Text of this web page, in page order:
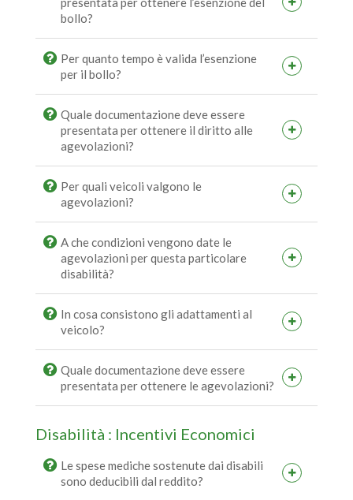
bollo?
Per quanto tempo è valida l’esenzione
per il bollo?
Quale documentazione deve essere
presentata per ottenere il diritto alle
agevolazioni?
Per quali veicoli valgono le
agevolazioni?
A che condizioni vengono date le
agevolazioni per questa particolare
disabilità?
In cosa consistono gli adattamenti al
veicolo?
Quale documentazione deve essere
presentata per ottenere le agevolazioni?
Disabilità : Incentivi Economici
Le spese mediche sostenute dai disabili
sono deducibili dal reddito?